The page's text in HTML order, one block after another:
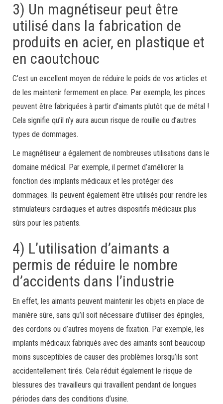
3) Un magnétiseur peut être
utilisé dans la fabrication de
produits en acier, en plastique et
en caoutchouc
C’est un excellent moyen de réduire le poids de vos articles et
de les maintenir fermement en place. Par exemple, les pinces
peuvent être fabriquées à partir d’aimants plutôt que de métal !
Cela signifie qu’il n’y aura aucun risque de rouille ou d’autres
types de dommages.
Le magnétiseur a également de nombreuses utilisations dans le
domaine médical. Par exemple, il permet d’améliorer la
fonction des implants médicaux et les protéger des
dommages. Ils peuvent également être utilisés pour rendre les
stimulateurs cardiaques et autres dispositifs médicaux plus
sûrs pour les patients.
4) L’utilisation d’aimants a
permis de réduire le nombre
d’accidents dans l’industrie
En effet, les aimants peuvent maintenir les objets en place de
manière sûre, sans qu’il soit nécessaire d’utiliser des épingles,
des cordons ou d’autres moyens de fixation. Par exemple, les
implants médicaux fabriqués avec des aimants sont beaucoup
moins susceptibles de causer des problèmes lorsqu’ils sont
accidentellement tirés. Cela réduit également le risque de
blessures des travailleurs qui travaillent pendant de longues
périodes dans des conditions d’usine.